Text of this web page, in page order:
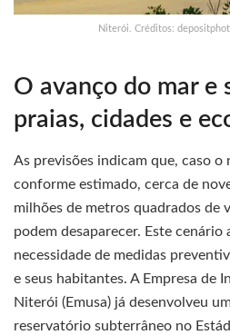
Niterói. Créditos:
O avanço do mar e
praias, cidades e
As previsões indicam que, caso o
conforme estimado, cerca de
milhões de metros quadrados de
podem desaparecer. Este cenário
necessidade de medidas
e seus habitantes. A Empresa de
Niterói (Emusa) já desenvolveu
reservatório subterrâneo no